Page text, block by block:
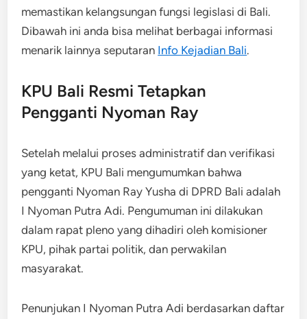
memastikan kelangsungan fungsi legislasi di Bali.
Dibawah ini anda bisa melihat berbagai informasi
menarik lainnya seputaran Info Kejadian Bali.
KPU Bali Resmi Tetapkan
Pengganti Nyoman Ray
Setelah melalui proses administratif dan verifikasi
yang ketat, KPU Bali mengumumkan bahwa
pengganti Nyoman Ray Yusha di DPRD Bali adalah
I Nyoman Putra Adi. Pengumuman ini dilakukan
dalam rapat pleno yang dihadiri oleh komisioner
KPU, pihak partai politik, dan perwakilan
masyarakat.
Penunjukan I Nyoman Putra Adi berdasarkan daftar